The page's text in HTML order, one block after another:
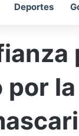
Deportes